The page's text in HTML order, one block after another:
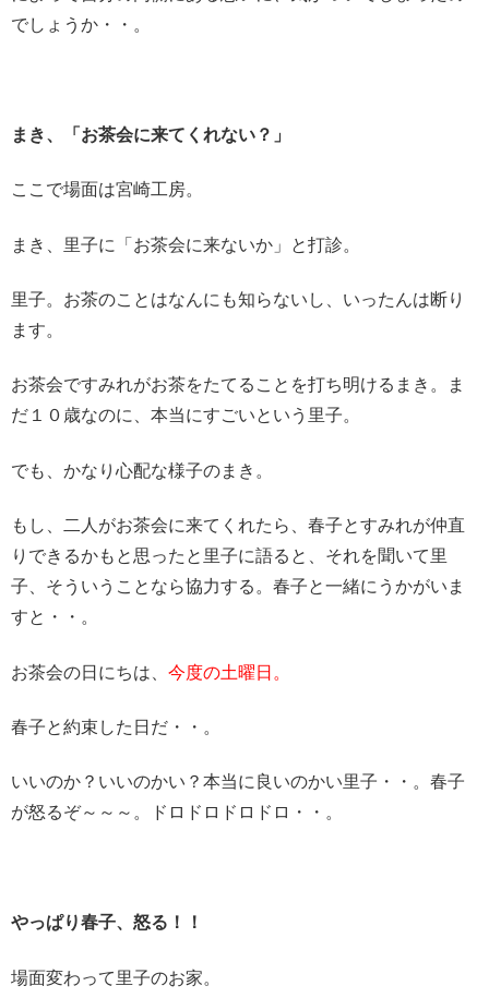
でしょうか・・。
まき、「お茶会に来てくれない？」
ここで場面は宮崎工房。
まき、里子に 「お茶会に来ないか」 と打診。
里子。お茶のことはなんにも知らないし、いったんは断り
ます。
お茶会ですみれがお茶をたてることを打ち明けるまき。ま
だ１０歳なのに、本当にすごいという里子。
でも、かなり心配な様子のまき。
もし、
二人がお茶会に来てくれたら、春子とすみれが仲直
りできるかもと思ったと里子に語ると、それを聞いて里
子、そういうことなら協力する。春子と一緒にうかがいま
すと・・。
お茶会の日にちは、 今度の土曜日。
春子と約束した日だ・・。
いいのか？いいのかい？本当に良いのかい里子・・。 春子
が怒るぞ～～～。ドロドロドロドロ・・。
やっぱり春子、怒る！！
場面変わって里子のお家。